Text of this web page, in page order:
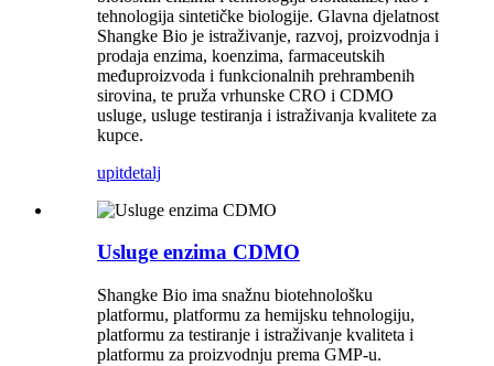
tehnologija sintetičke biologije. Glavna djelatnost
Shangke Bio je istraživanje, razvoj, proizvodnja i
prodaja enzima, koenzima, farmaceutskih
međuproizvoda i funkcionalnih prehrambenih
sirovina, te pruža vrhunske CRO i CDMO
usluge, usluge testiranja i istraživanja kvalitete za
kupce.
upitdetalj
Usluge enzima CDMO
Shangke Bio ima snažnu biotehnološku
platformu, platformu za hemijsku tehnologiju,
platformu za testiranje i istraživanje kvaliteta i
platformu za proizvodnju prema GMP-u.